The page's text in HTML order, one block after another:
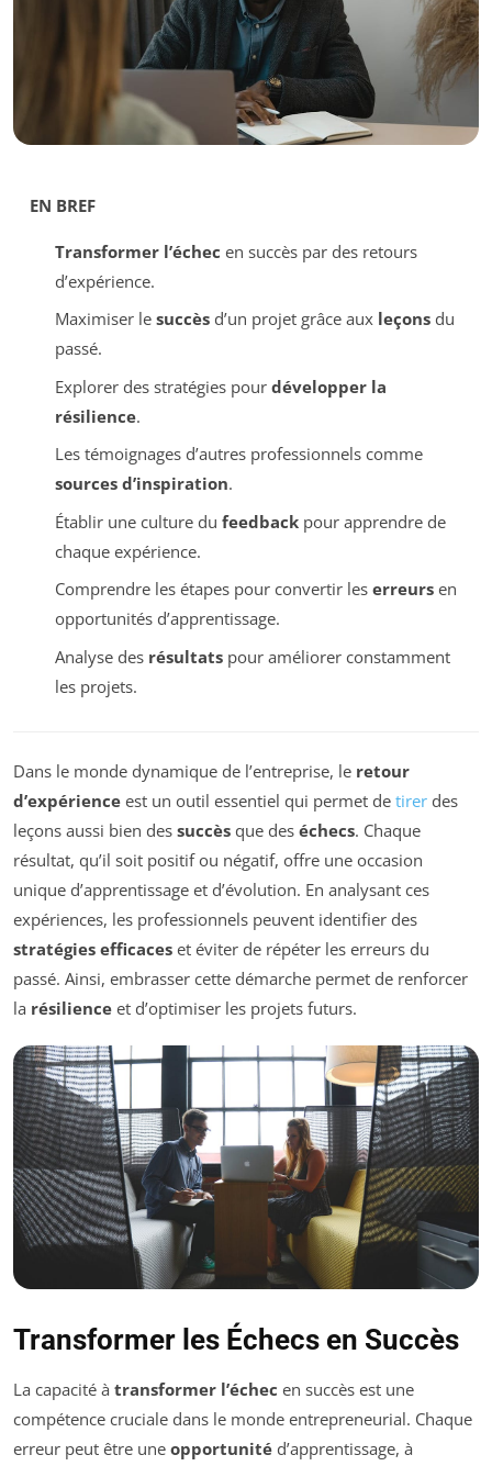
EN BREF
Transformer l’échec en succès par des retours
d’expérience.
Maximiser le succèsd’un projet grâce aux leçonsdu
passé.
Explorer des stratégies pour développer la
résilience.
Les témoignages d’autres professionnels comme
sources d’inspiration.
Établir une culture du feedbackpour apprendre de
chaque expérience.
Comprendre les étapes pour convertir les erreursen
opportunités d’apprentissage.
Analyse des résultatspour améliorer constamment
les projets.
Dans le monde dynamique de l’entreprise, le retour
d’expérience est un outil essentiel qui permet de tirer des
leçons aussi bien des succès que des échecs. Chaque
résultat, qu’il soit positif ou négatif, offre une occasion
unique d’apprentissage et d’évolution. En analysant ces
expériences, les professionnels peuvent identifier des
stratégies efficaces et éviter de répéter les erreurs du
passé. Ainsi, embrasser cette démarche permet de renforcer
la résilience et d’optimiser les projets futurs.
Transformer les Échecs en Succès
La capacité à transformer l’échec en succès est une
compétence cruciale dans le monde entrepreneurial. Chaque
erreur peut être une opportunité d’apprentissage, à